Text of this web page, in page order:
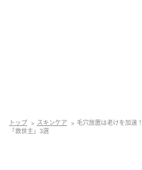
30g ￥5,940（）
トップ スキンケア
毛穴放置は老けを加速
「救世主」3選